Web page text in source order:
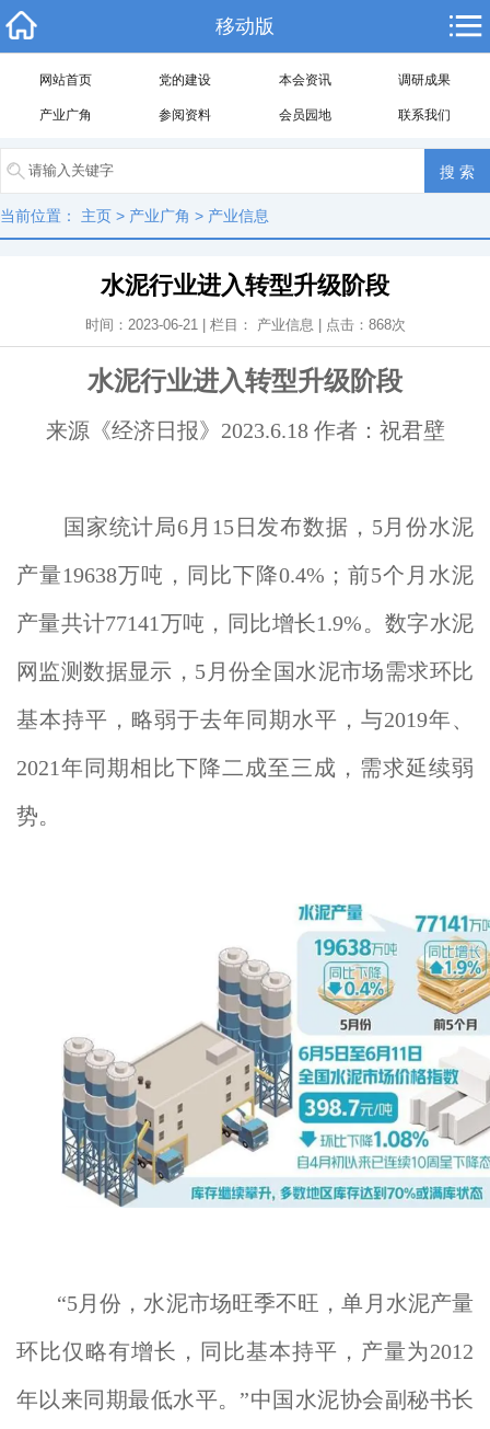
移动版
网站首页 党的建设 本会资讯 调研成果
产业广角 参阅资料 会员园地 联系我们
当前位置： 主页 > 产业广角 > 产业信息
水泥行业进入转型升级阶段
时间：2023-06-21 | 栏目： 产业信息 | 点击： 868次
水泥行业进入转型升级阶段
来源《经济日报》2023.6.18 作者：祝君壁
国家统计局6月15日发布数据，5月份水泥
产量19638万吨，同比下降0.4%；前5个月水泥
产量共计77141万吨，同比增长1.9%。数字水泥
网监测数据显示，5月份全国水泥市场需求环比
基本持平，略弱于去年同期水平，与2019年、
2021年同期相比下降二成至三成，需求延续弱
势。
“5月份，水泥市场旺季不旺，单月水泥产量
环比仅略有增长，同比基本持平，产量为2012
年以来同期最低水平。”中国水泥协会副秘书长